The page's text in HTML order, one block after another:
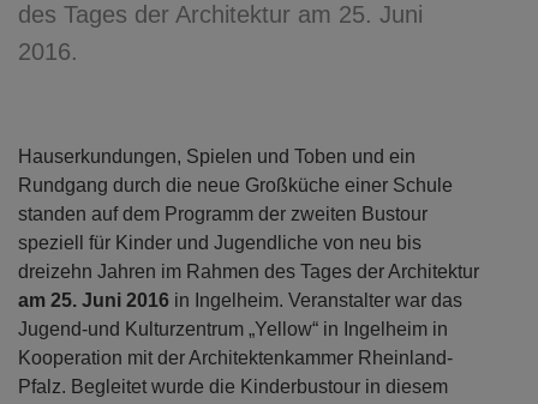
des Tages der Architektur am 25. Juni
2016.
Hauserkundungen, Spielen und Toben und ein
Rundgang durch die neue Großküche einer Schule
standen auf dem Programm der zweiten Bustour
speziell für Kinder und Jugendliche von neu bis
dreizehn Jahren im Rahmen des Tages der Architektur
am 25. Juni 2016 in Ingelheim. Veranstalter war das
Jugend-und Kulturzentrum „Yellow“ in Ingelheim in
Kooperation mit der Architektenkammer Rheinland-
Pfalz. Begleitet wurde die Kinderbustour in diesem